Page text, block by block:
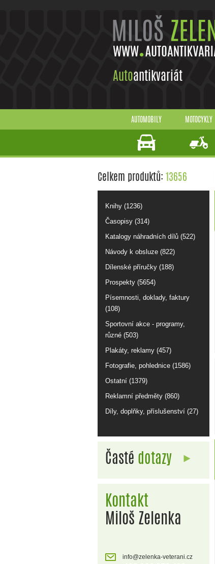
Autoantikvariát
AUTOMOBILY MOTOCYKLY
Celkem produktů: 13656
Knihy (1236)
Časopisy (314)
Katalogy náhradních dílů (522)
Návody k obsluze (822)
Dílenské příručky (188)
Prospekty (5654)
Písemnosti, doklady, faktury
(108)
Sportovní akce - programy,
různé (503)
Plakáty, reklamy (457)
Fotografie, pohlednice (1586)
Ostatní (1379)
Reklamní předměty (860)
Díly, doplňky, příslušenství (27)
Časté dotazy
Kontakt
Miloš Zelenka
info@zelenka-veterani.cz